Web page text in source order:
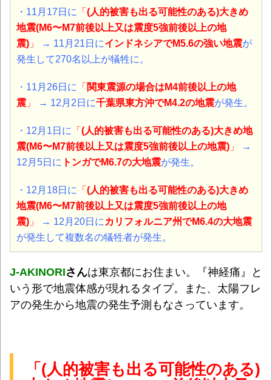
・11月17日に 「 (人的被害も出る可能性のある)大きめ
地震(M6〜M7前後以上又は震度5強前後以上の地
震) 」 → 11月21日にインドネシアでM5.6の強い地震が
発生して270名以上が犠牲に。
・11月26日に 「 関東震源の場合はM4前後以上の地
震 」 → 12月2日に千葉県東方沖でM4.2の地震が発生。
・12月1日に 「 (人的被害も出る可能性のある)大きめ地
震(M6〜M7前後以上又は震度5強前後以上の地震) 」
→
12月5日に トンガでM6.7の大地震が発生。
・12月18日に 「 (人的被害も出る可能性のある)大きめ
地震(M6〜M7前後以上又は震度5強前後以上の地
震) 」 → 12月20日に カリフォルニア州でM6.4の大地震
が発生して複数名の犠牲者が発生。
J-AKINORIさんは東京都にお住まい。『神経痛』と
いう形で地震体感が現れるタイプ。また、太陽フレ
アの発生から地震の発生予測もなさっています。
「(人的被害も出る可能性のある)